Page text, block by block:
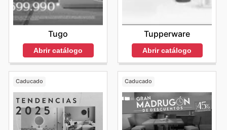
Tugo
Abrir catálogo
Tupperware
Abrir catálogo
Caducado Caducado